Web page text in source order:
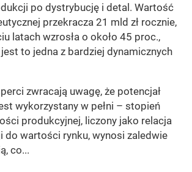
po dystrybucję i detal. Wartość
przekracza 21 mld zł rocznie,
latach wzrosła o około 45 proc.,
to jedna z bardziej dynamicznych
zwracają uwagę, że potencjał
wykorzystany w pełni – stopień
produkcyjnej, liczony jako relacja
do wartości rynku, wynosi zaledwie
co...